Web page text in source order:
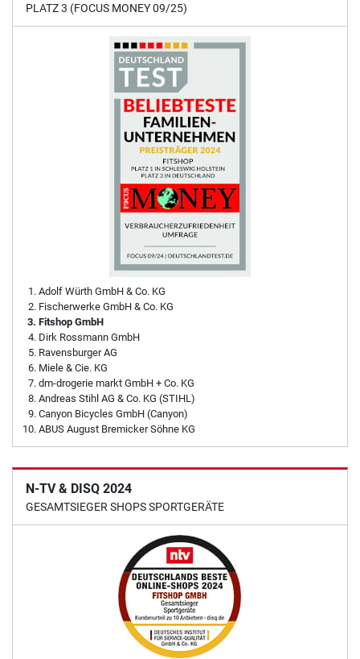
PLATZ 3 (FOCUS MONEY 09/25)
Adolf Würth GmbH & Co. KG
Fischerwerke GmbH & Co. KG
Fitshop GmbH
Dirk Rossmann GmbH
Ravensburger AG
Miele & Cie. KG
dm-drogerie markt GmbH + Co. KG
Andreas Stihl AG & Co. KG (STIHL)
Canyon Bicycles GmbH (Canyon)
ABUS August Bremicker Söhne KG
N-TV & DISQ 2024
GESAMTSIEGER SHOPS SPORTGERÄTE